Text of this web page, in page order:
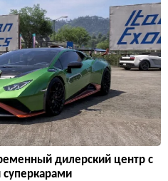
дилерский центр с